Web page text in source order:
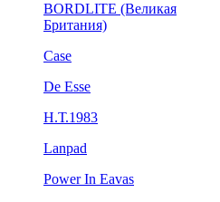
BORDLITE (Великая
Британия)
Case
De Esse
H.Т.1983
Lanpad
Power In Eavas